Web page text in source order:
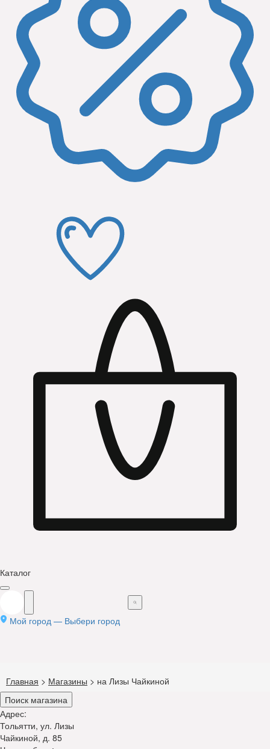
Каталог
Мой город — Выбери город
Главная > Магазины > на Лизы Чайкиной
Поиск магазина
Адрес:
Тольятти, ул. Лизы
Чайкиной, д. 85